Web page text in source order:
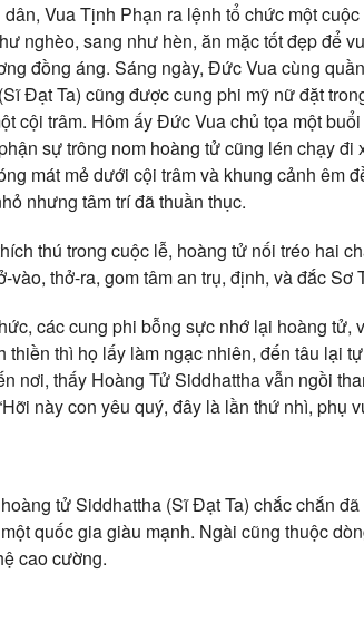
Vua Tịnh Phạn ra lệnh tổ chức một
nghèo, sang như hèn, ăn mặc tốt đẹp để
đồng áng. Sáng ngày, Đức Vua cùng
Đạt Ta) cũng được cung phi mỹ nữ đặt
cội trâm. Hôm ấy Đức Vua chủ tọa một
sự trông nom hoàng tử cũng lén chạy đi
mát mẻ dưới cội trâm và khung cảnh êm
nhưng tâm trí đã thuần thục.
thú trong cuộc lễ, hoàng tử nối tréo hai
thở-ra, gom tâm an trụ, định, và đắc Sơ
các cung phi bỗng sực nhớ lại hoàng tử,
thiền thì họ lấy làm ngạc nhiên, đến tâu lại
nơi, thấy Hoàng Tử Siddhattha vẫn ngồi
này con yêu quý, đây là lần thứ nhì, phụ
tử Siddhattha (Sĩ Đạt Ta) chắc chắn
quốc gia giàu mạnh. Ngài cũng thuộc
cao cường.